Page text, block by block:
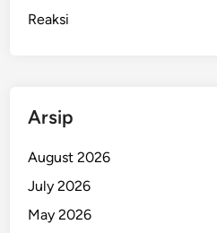
Reaksi
Arsip
August 2026
July 2026
May 2026